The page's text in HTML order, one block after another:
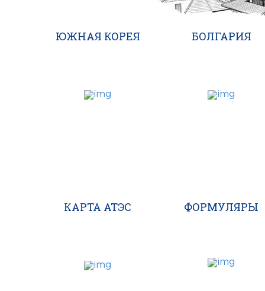
ЮЖНАЯ КОРЕЯ БОЛГАРИЯ
КАРТА АТЭС ФОРМУЛЯРЫ